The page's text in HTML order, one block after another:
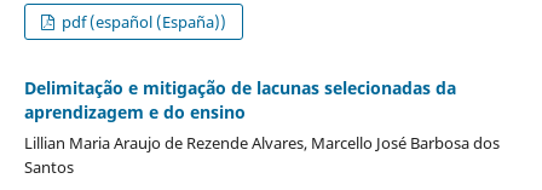
pdf (español (España))
Delimitação e mitigação de lacunas selecionadas da
aprendizagem e do ensino
Lillian Maria Araujo de Rezende Alvares, Marcello José Barbosa dos
Santos